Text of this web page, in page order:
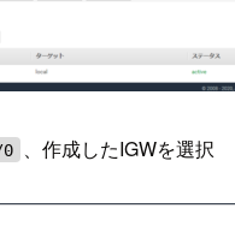
、作成したIGWを選択